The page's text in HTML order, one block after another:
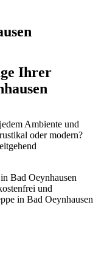
Ihrer
Ambiente und
oder modern?
Bad Oeynhausen
und
in Bad Oeynhausen